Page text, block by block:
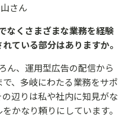
さん
くさまざまな業務を経験
ている部分はありますか。
ん、運用型広告の配信から
、多岐にわたる業務をサポ
辺りは私や社内に知見がな
かなり頼りにしています。